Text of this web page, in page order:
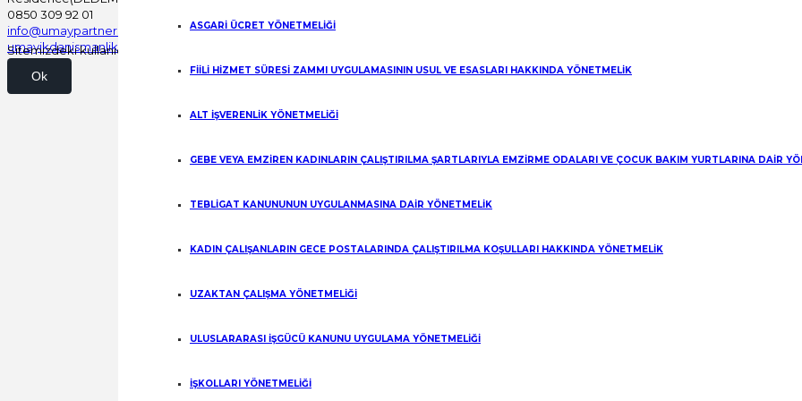
ASGARİ ÜCRET YÖNETMELİĞİ
FİİLİ HİZMET SÜRESİ ZAMMI UYGULAMASININ USUL VE ESASLARI HAKKINDA YÖNETMELİK
ALT İŞVERENLİK YÖNETMELİĞİ
GEBE VEYA EMZİREN KADINLARIN ÇALIŞTIRILMA ŞARTLARIYLA EMZİRME ODALARI VE ÇOCUK BAKIM YURTLARINA DAİR
TEBLİGAT KANUNUNUN UYGULANMASINA DAİR YÖNETMELİK
KADIN ÇALIŞANLARIN GECE POSTALARINDA ÇALIŞTIRILMA KOŞULLARI HAKKINDA YÖNETMELİK
UZAKTAN ÇALIŞMA YÖNETMELİĞİ
ULUSLARARASI İŞGÜCÜ KANUNU UYGULAMA YÖNETMELİĞİ
İŞKOLLARI YÖNETMELİĞİ
0850 309 92 01
info@umaypartners.com
umayikdanismanlik@gmail.com
Sitemizdeki kullanıcı deneyimini kişiselleştirmek ve iyileştirmek için web sitemizde çerezler kullanıyoruz.
Ok